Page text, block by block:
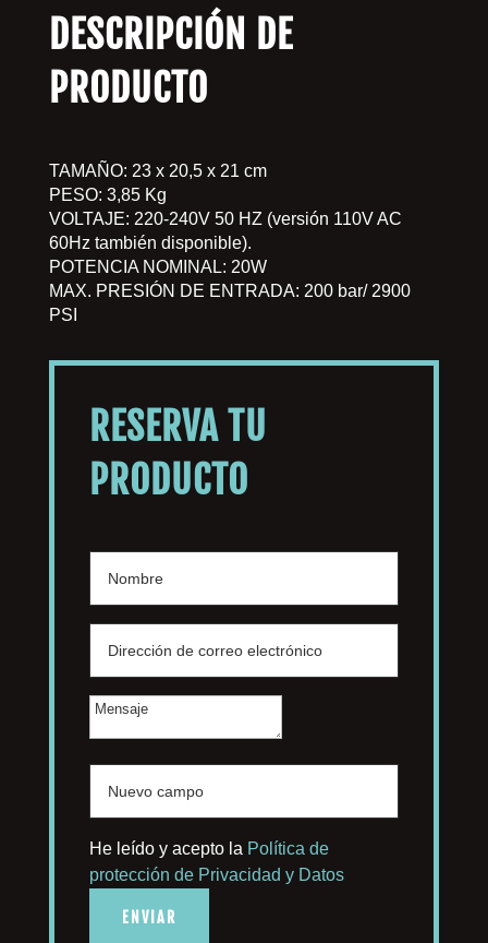
DESCRIPCIÓN DE
PRODUCTO
TAMAÑO: 23 x 20,5 x 21 cm
PESO: 3,85 Kg
VOLTAJE: 220-240V 50 HZ (versión 110V AC
60Hz también disponible).
POTENCIA NOMINAL: 20W
MAX. PRESIÓN DE ENTRADA: 200 bar/ 2900
PSI
RESERVA TU
PRODUCTO
He leído y acepto la Política de
protección de Privacidad y Datos
ENVIAR